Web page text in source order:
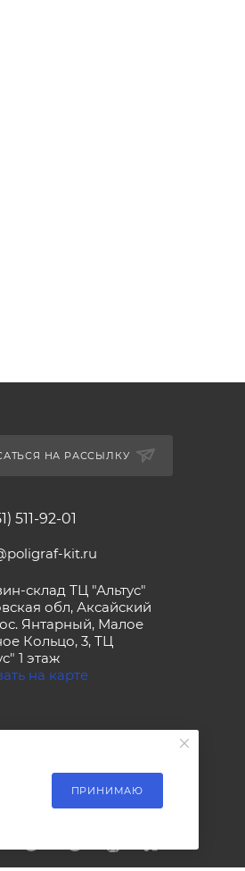
НА РАССЫЛКУ
511-92-01
kit.ru
склад ТЦ "Альтус"
обл, Аксайский
Янтарный, Малое
Кольцо, 3, ТЦ
1 этаж
на карте
ПРИНИМАЮ